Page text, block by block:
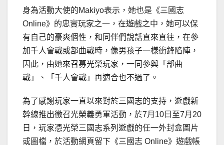
身為活動大使的Makiyo表示，她也是《三國志
Online》的忠實玩家之一，在遊戲之中，她可以保
有自己的豪爽個性，和同伴們說話直來直往，在參
加千人會戰或部曲戰時，像男孩子一樣衝鋒陷陣，
因此，由她來召募光榮玩家，一同參與「部曲
戰」、「千人會戰」再適合也不過了。
為了感謝玩家一直以來對於三國志的支持，遊戲新
幹線推出徵召光榮義勇軍活動，於7月10日至7月20
日，玩家憑光榮三國志系列遊戲的任一外封盒圖片
或圖檔，於活動網頁留下《三國志 Online》遊戲帳